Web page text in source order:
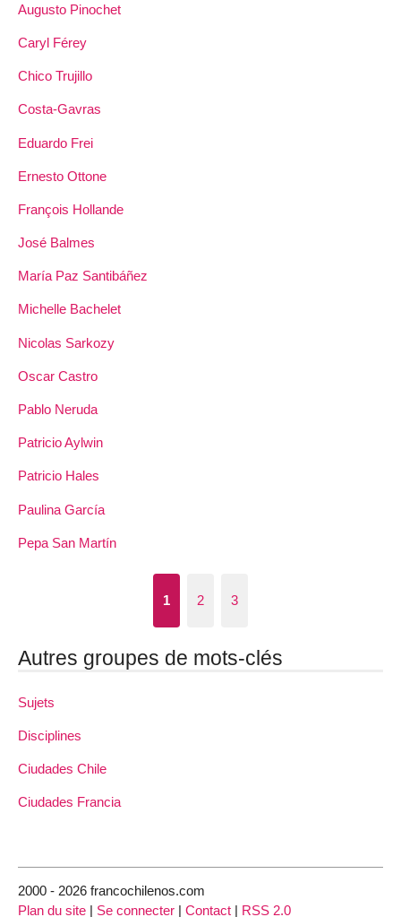
Augusto Pinochet
Caryl Férey
Chico Trujillo
Costa-Gavras
Eduardo Frei
Ernesto Ottone
François Hollande
José Balmes
María Paz Santibáñez
Michelle Bachelet
Nicolas Sarkozy
Oscar Castro
Pablo Neruda
Patricio Aylwin
Patricio Hales
Paulina García
Pepa San Martín
1 2 3
Autres groupes de mots-clés
Sujets
Disciplines
Ciudades Chile
Ciudades Francia
2000 - 2026 francochilenos.com
Plan du site | Se connecter | Contact | RSS 2.0